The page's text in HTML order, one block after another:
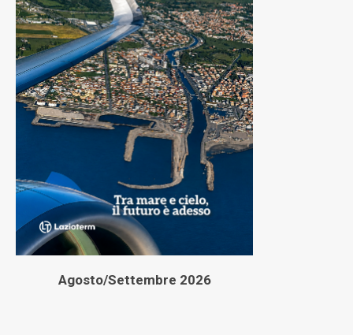
Agosto/Settembre 2026